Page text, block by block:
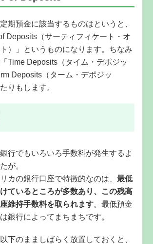
期預金に該当するものはというと、
Deposits（サーティフィケート・オ
）」というものになります。ちなみ
Time Deposits（タイム・デポジッ
Deposits（ターム・デポジッ
りもします。
行でもいろいろ手数料が発生するよ
が。
カの銀行口座で特徴的なのは、最低
ているところが多数あり、この残高
維持手数料を取られます。最低預金
銀行によってまちまちです。
下のまましばらく放置しておくと、